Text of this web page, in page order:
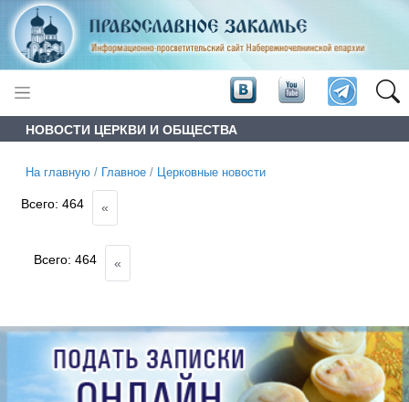
НОВОСТИ ЦЕРКВИ И ОБЩЕСТВА
На главную / Главное / Церковные новости
Всего:464 «
Всего:464 «